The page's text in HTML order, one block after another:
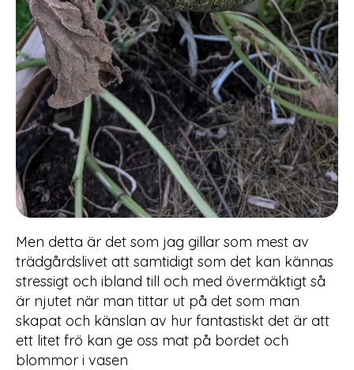
Men detta är det som jag gillar som mest av
trädgårdslivet att samtidigt som det kan kännas
stressigt och ibland till och med övermäktigt så
är njutet när man tittar ut på det som man
skapat och känslan av hur fantastiskt det är att
ett litet frö kan ge oss mat på bordet och
blommor i vasen